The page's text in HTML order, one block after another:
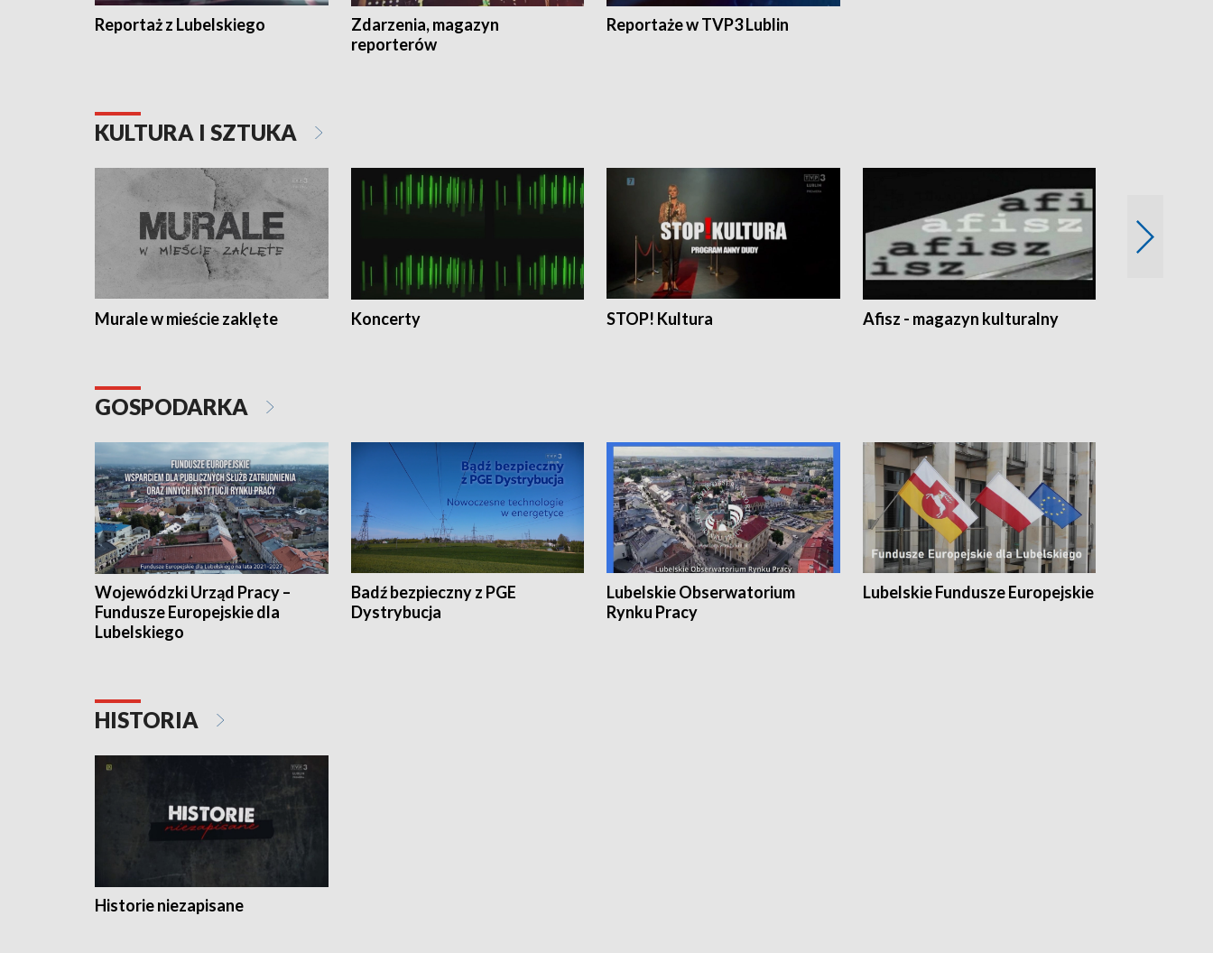
Reportaż z Lubelskiego
Zdarzenia, magazyn
reporterów
Reportaże w TVP3 Lublin
KULTURA I SZTUKA
Murale w mieście zaklęte Koncerty STOP! Kultura Afisz - magazyn kulturalny
GOSPODARKA
Wojewódzki Urząd Pracy –
Fundusze Europejskie dla
Lubelskiego
Badź bezpieczny z PGE
Dystrybucja
Lubelskie Obserwatorium
Rynku Pracy
Lubelskie Fundusze Europejskie
HISTORIA
Historie niezapisane